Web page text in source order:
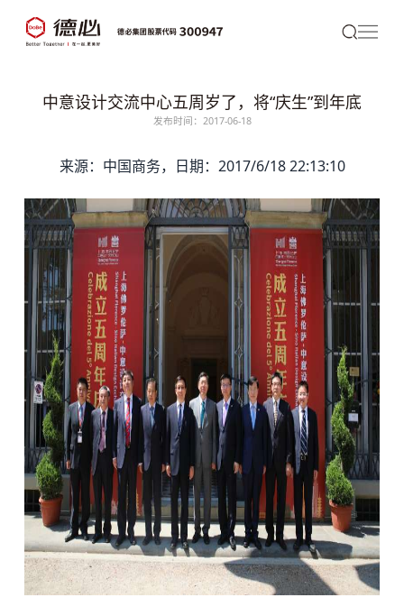
中意设计交流中心五周岁了，将“庆生”到年底
发布时间：2017-06-18
来源：中国商务，日期：2017/6/18 22:13:10